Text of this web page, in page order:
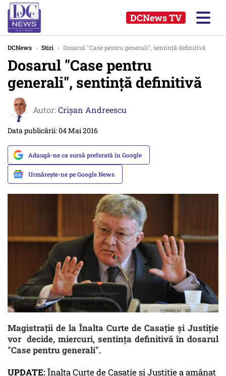
DCNews TV
DCNews › Stiri › Dosarul "Case pentru generali", sentință definitivă
Dosarul "Case pentru
generali", sentință definitivă
Autor:Crişan Andreescu
Data publicării: 04 Mai 2016
Adaugă-ne ca sursă preferată în Google
Urmărește-ne pe Google News
Magistrații de la Înalta Curte de Casaţie şi Justiţie
vor decide, miercuri, sentinţa definitivă în dosarul
"Case pentru generali".
UPDATE:Înalta Curte de Casație și Justiție a amânat